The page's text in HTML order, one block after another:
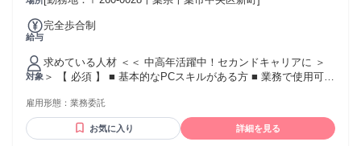
給与
完全歩合制
対象
求めている人材 ＜＜ 中高年活躍中！セカンドキャリアに ＞
＞ 【 必須 】 ■ 基本的なPCスキルがある方 ■ 業務で使用可能
ご経験 ■ 金融･保険業界のご経験 ■ 販売･接客･サービス業の
ご経験 ■ 無形商材･無形サービスを扱ったご経験 ■ 営業推進･
販売促進を担当したご経験 ■ オフィスワーク（ホワイトカラ
雇用形態： 業務委託
お気に入り 詳細を見る